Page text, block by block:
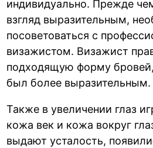
индивидуально. Прежде
взгляд выразительным,
посоветоваться с
визажистом. Визажист
подходящую форму
был более выразительным.
Также в увеличении глаз
кожа век и кожа вокруг
выдают усталость,